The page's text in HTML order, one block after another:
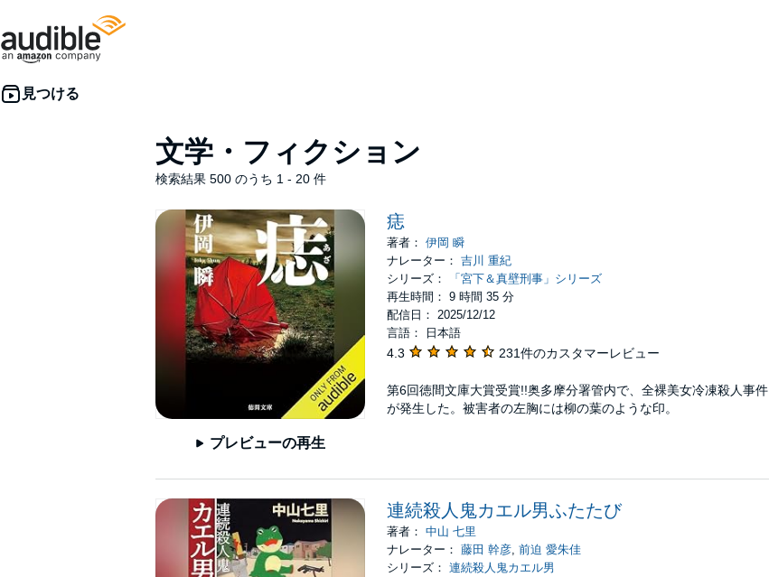
文学・フィクション
検索結果 500 のうち 1 - 20 件
プレビューの再生
痣
著者： 伊岡 瞬
ナレーター： 吉川 重紀
シリーズ：
「宮下＆真壁刑事」シリーズ
再生時間： 9 時間 35 分
配信日： 2025/12/12
言語： 日本語
4.3 231件のカスタマーレビュー
第6回徳間文庫大賞受賞!!奥多摩分署管内で、全裸美女冷凍殺人事件
が発生した。被害者の左胸には柳の葉のような印。
連続殺人鬼カエル男ふたたび
著者： 中山 七里
ナレーター： 藤田 幹彦, 前迫 愛朱佳
シリーズ： 連続殺人鬼カエル男